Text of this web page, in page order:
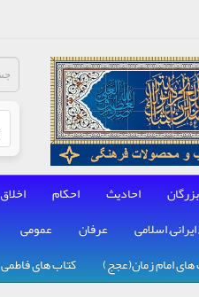
احادیث احکام اخلاق
اسلامی عرفان عمومی
امام زمان(عجج) کتاب های فاطمی